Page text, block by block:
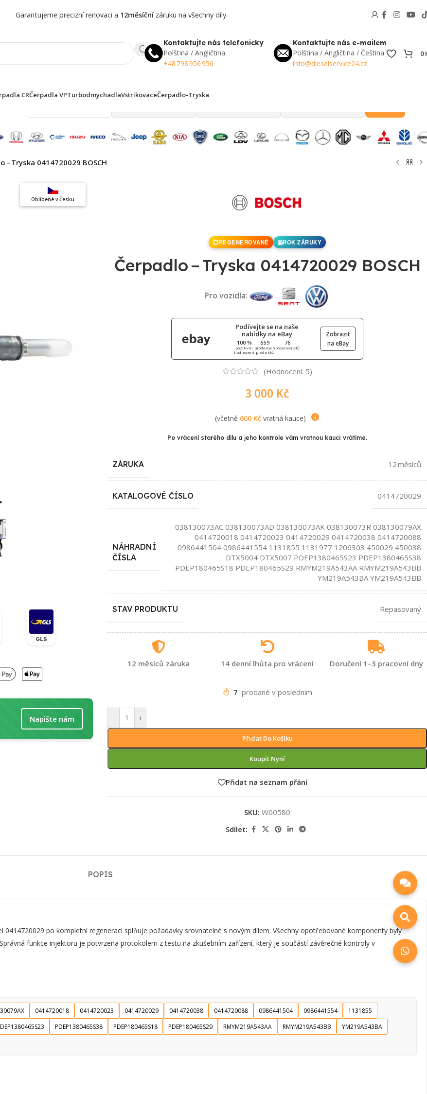
Garantujeme precizní renovaci a 12měsíčnízáruku na všechny díly.
Kontaktujte nás telefonicky
Polština / Angličtina
+48 798 956 956
Kontaktujte nás e-mailem
Polština / Angličtina / Čeština
info@dieselservice24.cz
0
CRČerpadla VPTurbodmychadlaVstrikovaceČerpadlo-Tryska
– Tryska 0414720029 BOSCH
Oblíbené v Česku
GLS
Napište nám
REGENEROVANÉ ROK ZÁRUKY
Čerpadlo – Tryska 0414720029 BOSCH
Pro vozidla:
Podívejte se na naše
nabídky na eBay
100 %
pozitivní
hodnocení
559
prodaných
produktů
76
pozorovatelů
Zobrazit
na eBay
(Hodnocení: 5)
3 000 Kč
(včetně 600 Kčvratná kauce)
Po vrácení starého dílu a jeho kontrole vám vratnou kauci vrátíme.
ZÁRUKA 12 měsíců
KATALOGOVÉ ČÍSLO 0414720029
NÁHRADNÍ
ČÍSLA
038130073AC 038130073AD 038130073AK 038130073R 038130079AX
0414720018 0414720023 0414720029 0414720038 0414720088
0986441504 0986441554 1131855 1131977 1206303 450029 450038
DTX5004 DTX5007 PDEP1380465S23 PDEP1380465S38
PDEP180465S18 PDEP180465S29 RMYM219A543AA RMYM219A543BB
YM219A543BA YM219A543BB
STAV PRODUKTU Repasovaný
12 měsíců záruka 14 denní lhůta pro vrácení Doručení 1–3 pracovní dny
7 prodané v posledním
- +
Přidat Do Košíku
Koupit Nyní
Přidat na seznam přání
SKU: W00580
Sdílet:
POPIS
0414720029 po kompletní regeneraci splňuje požadavky srovnatelné s novým dílem. Všechny opotřebované komponenty byly
funkce injektoru je potvrzena protokolem z testu na zkušebním zařízení, který je součástí závěrečné kontroly v
0414720018 0414720023 0414720029 0414720038 0414720088 0986441504 0986441554
1131855
PDEP1380465S38 PDEP180465S18 PDEP180465S29 RMYM219A543AA RMYM219A543BB
YM219A543BA